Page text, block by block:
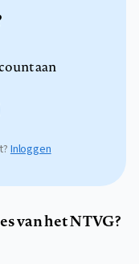
aan
Inloggen
van het NTVG?